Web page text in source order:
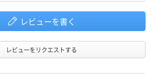
レビューを書く
レビューをリクエストする